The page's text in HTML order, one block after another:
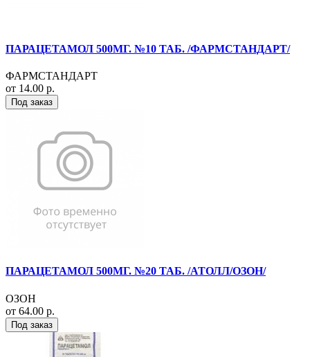
ПАРАЦЕТАМОЛ 500МГ. №10 ТАБ. /ФАРМСТАНДАРТ/
ФАРМСТАНДАРТ
от 14.00 р.
Под заказ
ПАРАЦЕТАМОЛ 500МГ. №20 ТАБ. /АТОЛЛ/ОЗОН/
ОЗОН
от 64.00 р.
Под заказ